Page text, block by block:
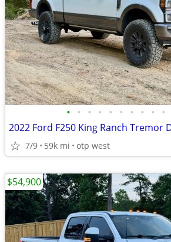
• • • • • • • • • •
2022 Ford F250 King Ranch Tremor
7/9 59k mi otp west
$54,900